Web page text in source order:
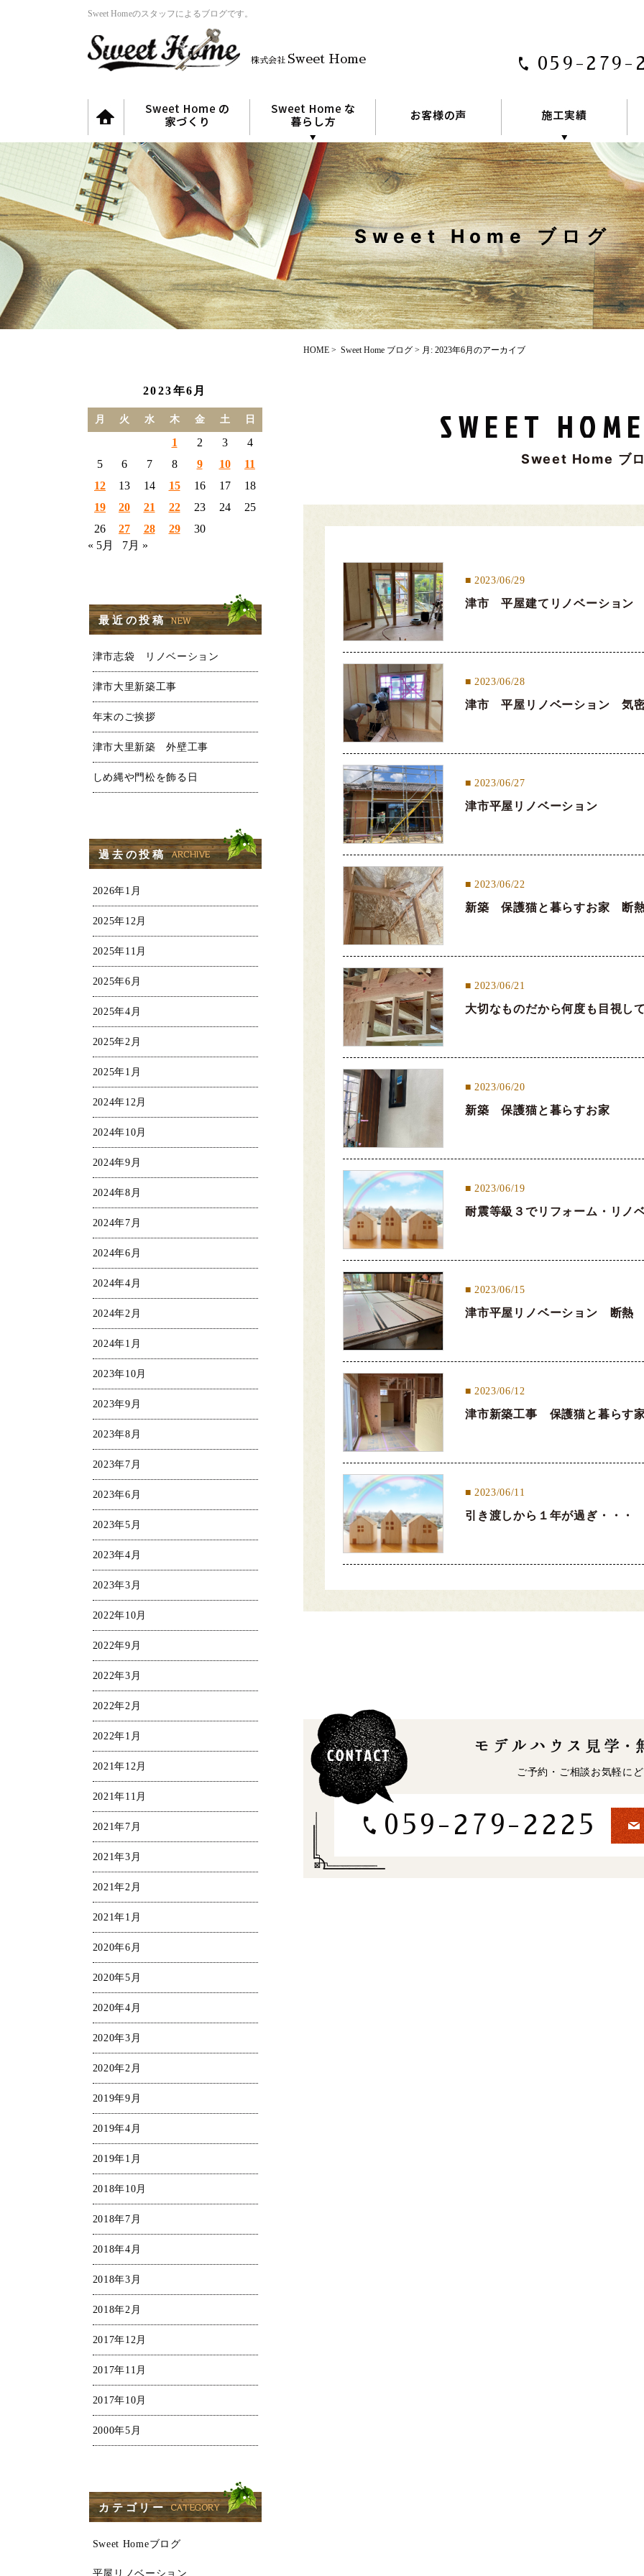
Sweet Homeのスタッフによるブログです。
株式会社 Sweet Home 059-279-
Sweet Home ブログ
HOME > Sweet Home ブログ > 月: 2023年6月 のアーカイブ
2023年6月
月 火 水 木 金 土 日
1 2 3
4
5
6 7 8 9 10
11
12
13 14 15 16 17
18
19
20 21 22 23 24
25
26
27 28 29
30
« 5月
7月 »
最近の投稿
津市志袋 リノベーション
津市大里新築工事
年末のご挨拶
津市大里新築 外壁工事
しめ縄や門松を飾る日
過去の投稿
2026年1月
2025年12月
2025年11月
2025年6月
2025年4月
2025年2月
2025年1月
2024年12月
2024年10月
2024年9月
2024年8月
2024年7月
2024年6月
2024年4月
2024年2月
2024年1月
2023年10月
2023年9月
2023年8月
2023年7月
2023年6月
2023年5月
2023年4月
2023年3月
2022年10月
2022年9月
2022年3月
2022年2月
2022年1月
2021年12月
2021年11月
2021年7月
2021年3月
2021年2月
2021年1月
2020年6月
2020年5月
2020年4月
2020年3月
2020年2月
2019年9月
2019年4月
2019年1月
2018年10月
2018年7月
2018年4月
2018年3月
2018年2月
2017年12月
2017年11月
2017年10月
2000年5月
カテゴリー
Sweet Homeブログ
平屋リノベーション
SWEET
Sweet Home ブ
2023/06/29
津市 平屋建てリノベーション
2023/06/28
津市 平屋リノベーション 気
2023/06/27
津市平屋リノベーション
2023/06/22
新築 保護猫と暮らすお家 断
2023/06/21
大切なものだから何度も目視し
2023/06/20
新築 保護猫と暮らすお家
2023/06/19
耐震等級３でリフォーム・リノ
2023/06/15
津市平屋リノベーション 断熱
2023/06/12
津市新築工事 保護猫と暮らす
2023/06/11
引き渡しから１年が過ぎ・・・
ご予約・ご相談お気軽に
059-279-2225